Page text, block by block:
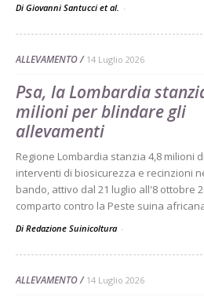
Di Giovanni Santucci et al. -
ALLEVAMENTO 14 Luglio 2026
Psa, la Lombardia
milioni per blindare gli
allevamenti
Regione Lombardia stanzia 4,8 milioni
interventi di biosicurezza e recinzioni
bando, attivo dal 21 luglio all'8 ottobre
comparto contro la Peste suina
Di Redazione Suinicoltura -
ALLEVAMENTO 14 Luglio 2026